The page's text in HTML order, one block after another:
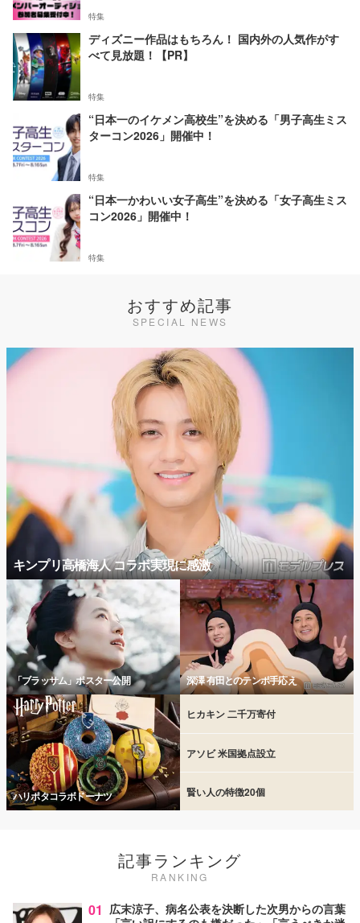
特集
ディズニー作品はもちろん！ 国内外の人気作がす
べて見放題！【PR】
特集
“日本一のイケメン高校生”を決める「男子高生ミス
ターコン2026」開催中！
特集
“日本一かわいい女子高生”を決める「女子高生ミス
コン2026」開催中！
特集
おすすめ記事
SPECIAL NEWS
キンプリ高橋海人 コラボ実現に感激
「ブラッサム」ポスター公開 深澤 有田とのテンポ手応え
ハリポタコラボドーナツ
ヒカキン 二千万寄付
アソビ 米国拠点設立
賢い人の特徴20個
記事ランキング
RANKING
01 広末涼子、病名公表を決断した次男からの言葉